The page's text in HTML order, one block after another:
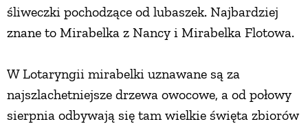
śliweczki pochodzące od lubaszek. Najbardziej
znane to Mirabelka z Nancy i Mirabelka Flotowa.
W Lotaryngii mirabelki uznawane są za
najszlachetniejsze drzewa owocowe, a od połowy
sierpnia odbywają się tam wielkie święta zbiorów